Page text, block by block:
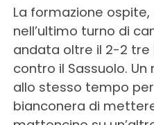
La formazione
nell’ultimo turno di
andata oltre il 2-2 tre
contro il Sassuolo.
allo stesso tempo
bianconera di